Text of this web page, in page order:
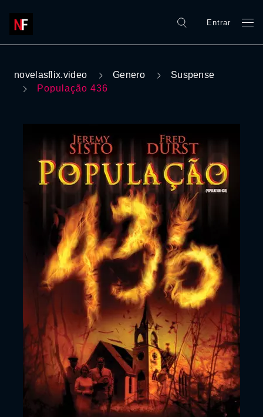
Entrar
novelasflix.video Genero
Suspense
População 436